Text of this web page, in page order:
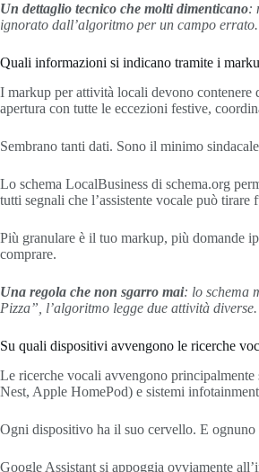
Un dettaglio tecnico che molti dimenticano:
ignorato dall’algoritmo per un campo errato.
Quali informazioni si indicano tramite i
I markup per attività locali devono
apertura con tutte le eccezioni festive,
Sembrano tanti dati. Sono il minimo
Lo schema LocalBusiness di schema.org
tutti segnali che l’assistente vocale può
Più granulare è il tuo markup, più domande
comprare.
Una regola che non sgarro mai: lo schema
Pizza”, l’algoritmo legge due attività
Su quali dispositivi avvengono le ricerche
Le ricerche vocali avvengono
Nest, Apple HomePod) e sistemi
Ogni dispositivo ha il suo cervello. E ognuno
Google Assistant si appoggia ovviamente